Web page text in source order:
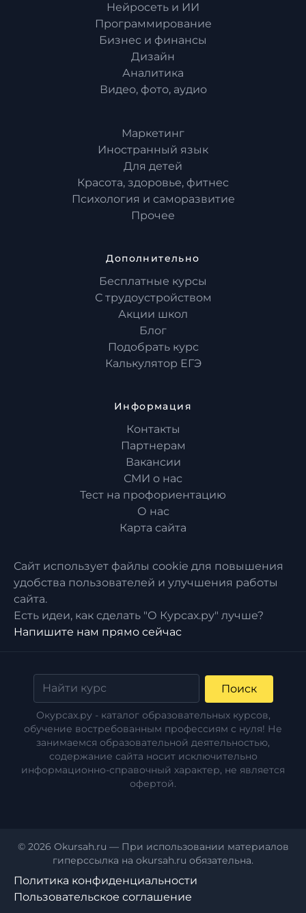
Нейросеть и ИИ
Программирование
Бизнес и финансы
Дизайн
Аналитика
Видео, фото, аудио
Маркетинг
Иностранный язык
Для детей
Красота, здоровье, фитнес
Психология и саморазвитие
Прочее
Дополнительно
Бесплатные курсы
С трудоустройством
Акции школ
Блог
Подобрать курс
Калькулятор ЕГЭ
Информация
Контакты
Партнерам
Вакансии
СМИ о нас
Тест на профориентацию
О нас
Карта сайта
Сайт использует файлы cookie для повышения
удобства пользователей и улучшения работы
сайта.
Есть идеи, как сделать "О Курсах.ру" лучше?
Напишите нам прямо сейчас
Поиск
Окурсах.ру - каталог образовательных курсов,
обучение востребованным профессиям с нуля! Не
занимаемся образовательной деятельностью,
содержание сайта носит исключительно
информационно-справочный характер, не является
офертой.
© 2026 Okursah.ru — При использовании материалов
гиперссылка на okursah.ru обязательна.
Политика конфиденциальности
Пользовательское соглашение